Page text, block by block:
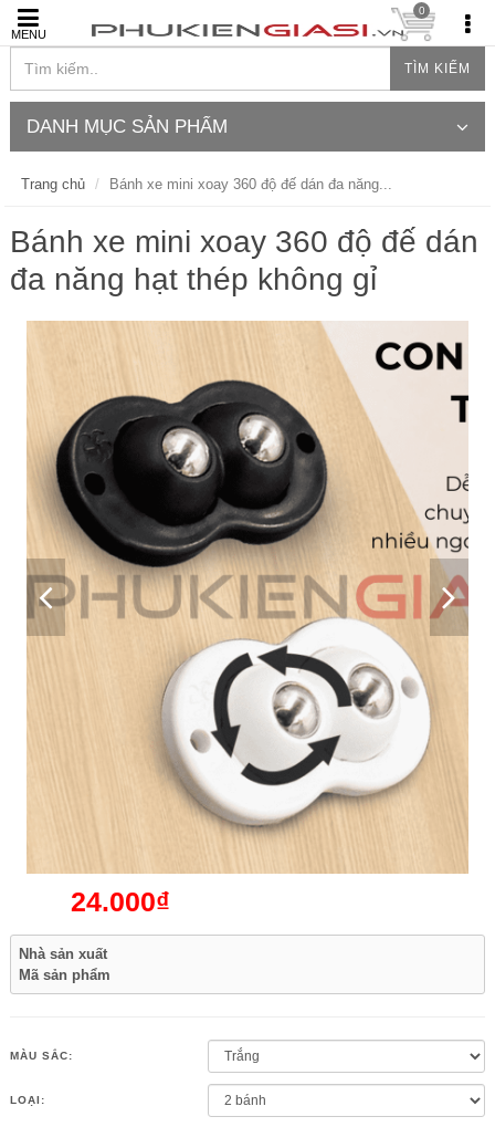
MENU
TÌM KIẾM
0
DANH MỤC SẢN PHẨM
Trang chủ Bánh xe mini xoay 360 độ đế dán đa năng...
Bánh xe mini xoay 360 độ đế dán
đa năng hạt thép không gỉ
24.000₫
Nhà sản xuất
Mã sản phẩm
MÀU SẮC:
LOẠI: